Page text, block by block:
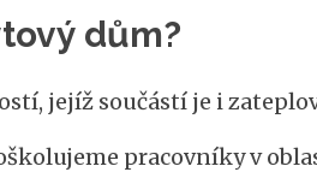
dům?
jejíž součástí je i
pracovníky v